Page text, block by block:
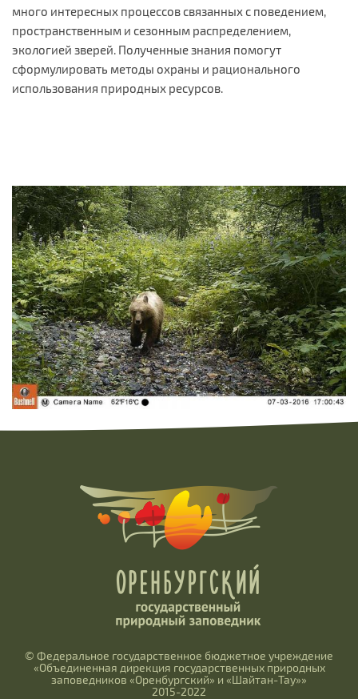
много интересных процессов связанных с поведением,
пространственным и сезонным распределением,
экологией зверей. Полученные знания помогут
сформулировать методы охраны и рационального
использования природных ресурсов.
© Федеральное государственное бюджетное учреждение
«Объединенная дирекция государственных природных
заповедников «Оренбургский» и «Шайтан-Тау»»
2015-2022